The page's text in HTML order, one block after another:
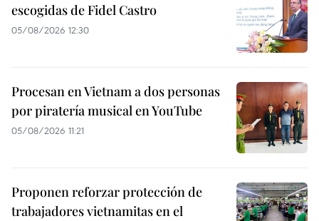
escogidas de Fidel Castro
05/08/2026 12:30
Procesan en Vietnam a dos personas
por piratería musical en YouTube
05/08/2026 11:21
Proponen reforzar protección de
trabajadores vietnamitas en el